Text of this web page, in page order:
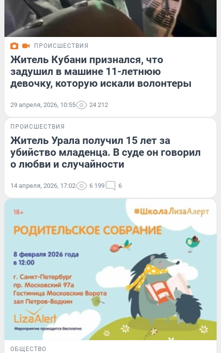
ПРОИСШЕСТВИЯ
Житель Кубани признался, что
задушил в машине 11-летнюю
девочку, которую искали волонтеры
29 апреля, 2026, 10:55 24 212
ПРОИСШЕСТВИЯ
Житель Урала получил 15 лет за
убийство младенца. В суде он говорил
о любви и случайности
14 апреля, 2026, 17:02 6 199 6
ОБЩЕСТВО